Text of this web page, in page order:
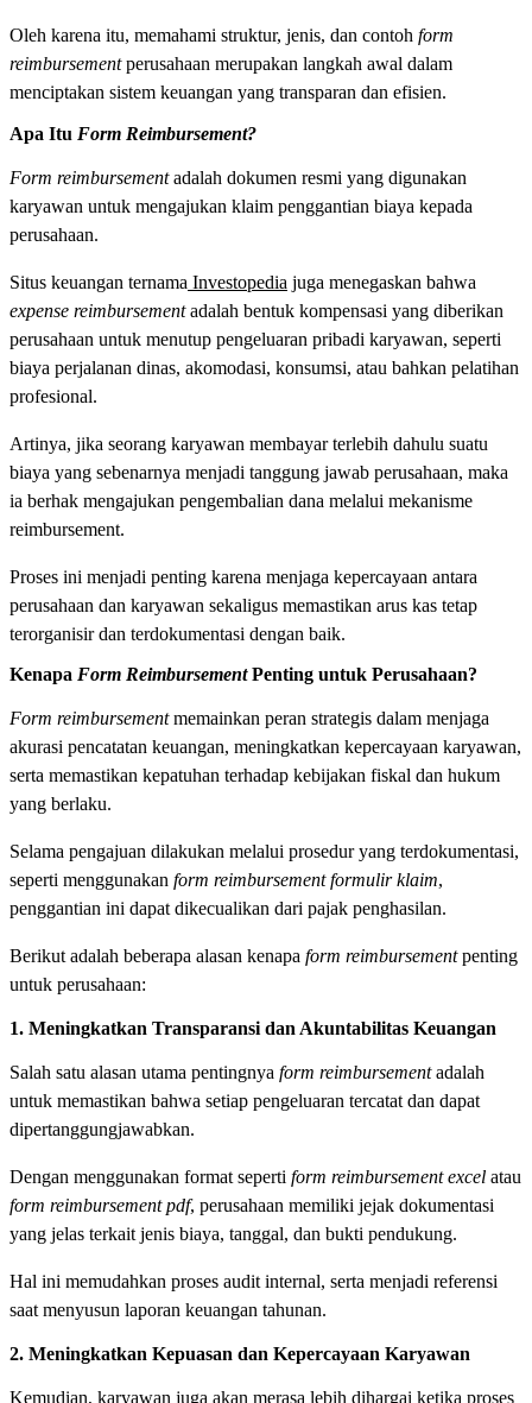
Oleh karena itu, memahami struktur, jenis, dan contoh form
reimbursementperusahaan merupakan langkah awal dalam
menciptakan sistem keuangan yang transparan dan efisien.
Apa Itu Form Reimbursement?
Form reimbursementadalah dokumen resmi yang digunakan
karyawan untuk mengajukan klaim penggantian biaya kepada
perusahaan.
Situs keuangan ternama Investopedia juga menegaskan bahwa
expense reimbursementadalah bentuk kompensasi yang diberikan
perusahaan untuk menutup pengeluaran pribadi karyawan, seperti
biaya perjalanan dinas, akomodasi, konsumsi, atau bahkan pelatihan
profesional.
Artinya, jika seorang karyawan membayar terlebih dahulu suatu
biaya yang sebenarnya menjadi tanggung jawab perusahaan, maka
ia berhak mengajukan pengembalian dana melalui mekanisme
reimbursement.
Proses ini menjadi penting karena menjaga kepercayaan antara
perusahaan dan karyawan sekaligus memastikan arus kas tetap
terorganisir dan terdokumentasi dengan baik.
Kenapa Form ReimbursementPenting untuk Perusahaan?
Form reimbursementmemainkan peran strategis dalam menjaga
akurasi pencatatan keuangan, meningkatkan kepercayaan karyawan,
serta memastikan kepatuhan terhadap kebijakan fiskal dan hukum
yang berlaku.
Selama pengajuan dilakukan melalui prosedur yang terdokumentasi,
seperti menggunakan form reimbursement formulir klaim,
penggantian ini dapat dikecualikan dari pajak penghasilan.
Berikut adalah beberapa alasan kenapa form reimbursementpenting
untuk perusahaan:
1. Meningkatkan Transparansi dan Akuntabilitas Keuangan
Salah satu alasan utama pentingnya form reimbursementadalah
untuk memastikan bahwa setiap pengeluaran tercatat dan dapat
dipertanggungjawabkan.
Dengan menggunakan format seperti form reimbursement excel atau
form reimbursement pdf, perusahaan memiliki jejak dokumentasi
yang jelas terkait jenis biaya, tanggal, dan bukti pendukung.
Hal ini memudahkan proses audit internal, serta menjadi referensi
saat menyusun laporan keuangan tahunan.
2. Meningkatkan Kepuasan dan Kepercayaan Karyawan
Kemudian, karyawan juga akan merasa lebih dihargai ketika proses